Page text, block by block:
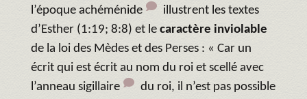
l’époque achéménide
illustrent les textes
d’Esther (1:19; 8:8) et le caractère inviolable
de la loi des Mèdes et des Perses : « Car un
écrit qui est écrit au nom du roi et scellé avec
l’anneau sigillaire
du roi, il n’est pas possible